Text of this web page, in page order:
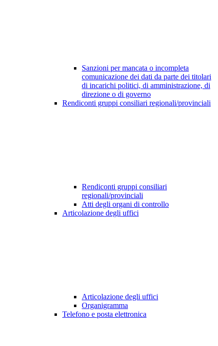
Sanzioni per mancata o incompleta
comunicazione dei dati da parte dei titolari
di incarichi politici, di amministrazione, di
direzione o di governo
Rendiconti gruppi consiliari regionali/provinciali
Rendiconti gruppi consiliari
regionali/provinciali
Atti degli organi di controllo
Articolazione degli uffici
Articolazione degli uffici
Organigramma
Telefono e posta elettronica